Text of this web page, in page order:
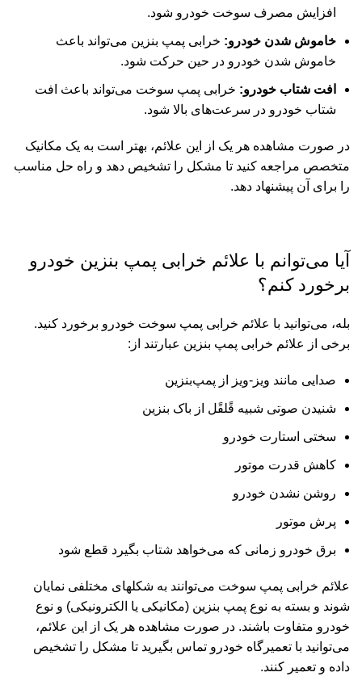
افزایش مصرف سوخت خودرو شود.
خاموش شدن خودرو: خرابی پمپ بنزین می‌تواند باعث
خاموش شدن خودرو در حین حرکت شود.
افت شتاب خودرو: خرابی پمپ سوخت می‌تواند باعث افت
شتاب خودرو در سرعت‌های بالا شود.
در صورت مشاهده هر یک از این علائم، بهتر است به یک مکانیک
متخصص مراجعه کنید تا مشکل را تشخیص دهد و راه حل مناسب
را برای آن پیشنهاد دهد.
آیا می‌توانم با علائم خرابی پمپ بنزین خودرو
برخورد کنم؟
بله، می‌توانید با علائم خرابی پمپ سوخت خودرو برخورد کنید.
برخی از علائم خرابی پمپ بنزین عبارتند از:
صدایی مانند ویز-ویز از پمپ‌بنزین
شنیدن صوتی شبیه قًلقًل از باک بنزین
سختی استارت خودرو
کاهش قدرت موتور
روشن نشدن خودرو
پرش موتور
برق خودرو زمانی که می‌خواهد شتاب بگیرد قطع شود
علائم خرابی پمپ سوخت می‌توانند به شکلهای مختلفی نمایان
شوند و بسته به نوع پمپ بنزین (مکانیکی یا الکترونیکی) و نوع
خودرو متفاوت باشند. در صورت مشاهده هر یک از این علائم،
می‌توانید با تعمیرگاه خودرو تماس بگیرید تا مشکل را تشخیص
داده و تعمیر کنند.